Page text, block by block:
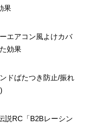
果
エアコン風よけカバ
効果
ドばたつき防止/振れ
説RC「B2Bレーシン